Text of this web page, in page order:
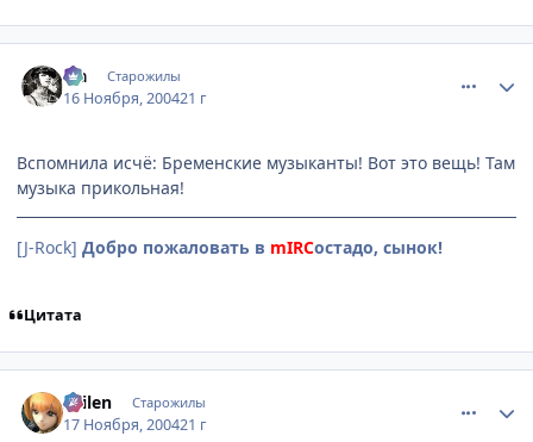
Lia Старожилы
16 Ноября, 200421 г
Вспомнила исчё: Бременские музыканты! Вот это вещь! Там
музыка прикольная!
[J-Rock] Добро пожаловать в mIRCостадо, сынок!
Цитата
Sailen Старожилы
17 Ноября, 200421 г